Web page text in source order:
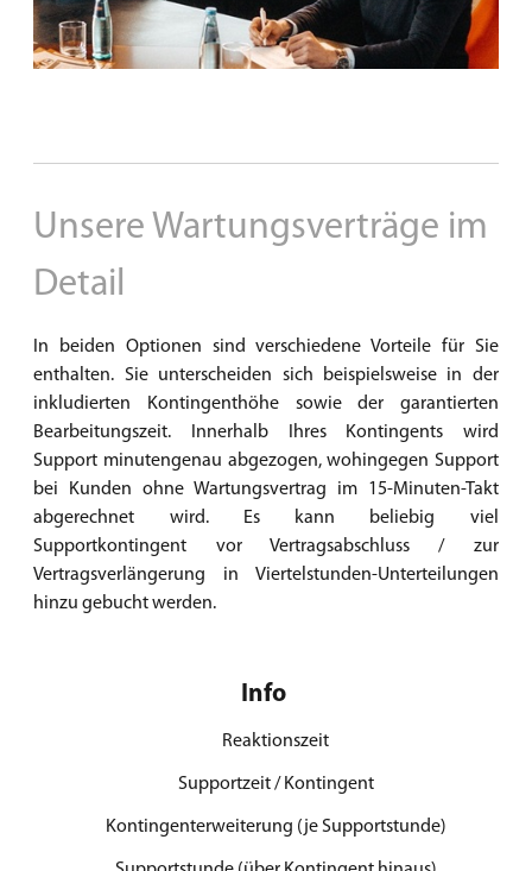
Unsere Wartungsverträge im
Detail
In beiden Optionen sind verschiedene Vorteile für Sie
enthalten. Sie unterscheiden sich beispielsweise in der
inkludierten Kontingenthöhe sowie der garantierten
Bearbeitungszeit. Innerhalb Ihres Kontingents wird
Support minutengenau abgezogen, wohingegen Support
bei Kunden ohne Wartungsvertrag im 15-Minuten-Takt
abgerechnet wird. Es kann beliebig viel
Supportkontingent vor Vertragsabschluss / zur
Vertragsverlängerung in Viertelstunden-Unterteilungen
hinzu gebucht werden.
Info
Reaktionszeit
Supportzeit / Kontingent
Kontingenterweiterung (je Supportstunde)